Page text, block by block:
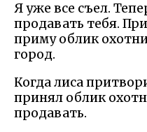
Я уже все съел.
продавать тебя.
приму облик
город.
Когда лиса
принял облик
продавать.